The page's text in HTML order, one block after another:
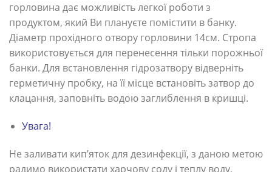
горловина дає можливість легкої роботи з
продуктом, який Ви плануєте помістити в банку.
Діаметр прохідного отвору горловини 14см. Стропа
використовується для перенесення тільки порожньої
банки. Для встановлення гідрозатвору відверніть
герметичну пробку, на її місце встановіть затвор до
клацання, заповніть водою заглиблення в кришці.
Увага!
Не заливати кип’яток для дезинфекції, з даною метою
радимо використати харчову соду і теплу воду,